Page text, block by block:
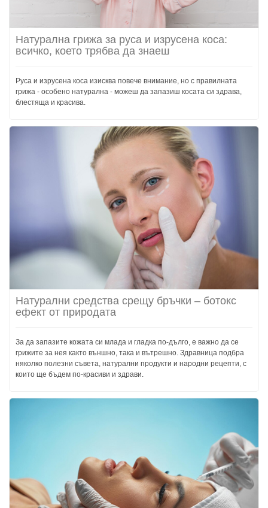
Натурална грижа за руса и изрусена коса:
всичко, което трябва да знаеш
Руса и изрусена коса изисква повече внимание, но с правилната
грижа - особено натурална - можеш да запазиш косата си здрава,
блестяща и красива.
Натурални средства срещу бръчки – ботокс
ефект от природата
За да запазите кожата си млада и гладка по-дълго, е важно да се
грижите за нея както външно, така и вътрешно. Здравница подбра
няколко полезни съвета, натурални продукти и народни рецепти, с
които ще бъдем по-красиви и здрави.